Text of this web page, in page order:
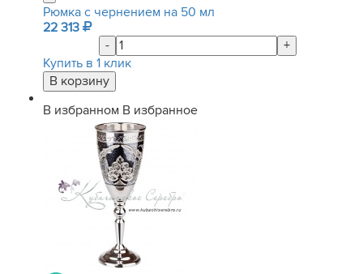
Рюмка с чернением на 50 мл
22 313
-
+
Купить в 1 клик
В избранном В избранное